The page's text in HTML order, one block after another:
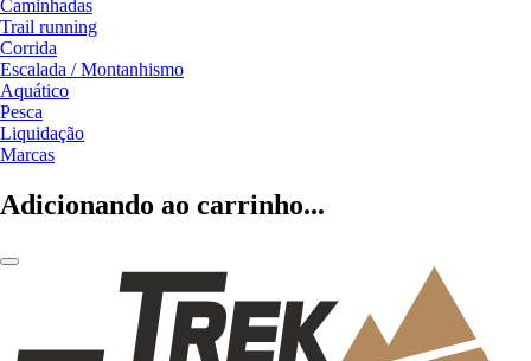
Caminhadas
Trail running
Corrida
Escalada / Montanhismo
Aquático
Pesca
Liquidação
Marcas
Adicionando ao carrinho...